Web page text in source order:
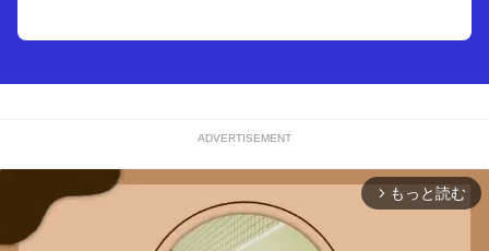
ADVERTISEMENT
arrow_forward_ios もっと読む